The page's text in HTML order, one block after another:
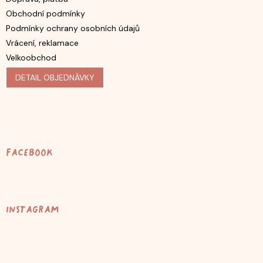
Obchodní podmínky
Podmínky ochrany osobních údajů
Vrácení, reklamace
Velkoobchod
DETAIL OBJEDNÁVKY
Facebook
Instagram